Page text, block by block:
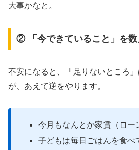
大事かなと。
② 「今できていること」を数
不安になると、「足りないところ
が、あえて逆をやります。
今月もなんとか家賃（ロー
子どもは毎日ごはんを食べ